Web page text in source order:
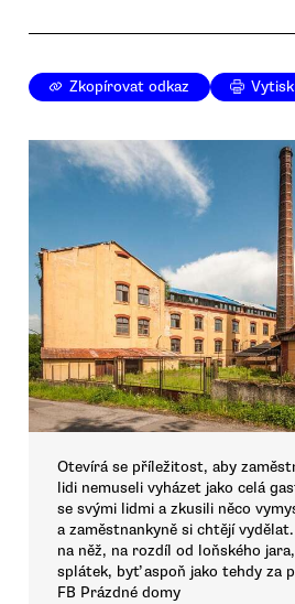
Zkopírovat odkaz
Otevírá se příležitost, aby
lidi nemuseli vyházet jako celá
se svými lidmi a zkusili něco
a zaměstnankyně si chtějí
na něž, na rozdíl od loňského
splátek, byť aspoň jako tehdy za
FB Prázdné domy